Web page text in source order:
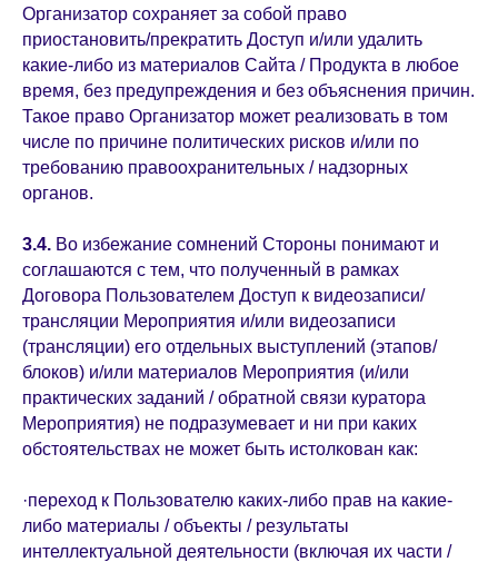
Организатор сохраняет за собой право
приостановить/прекратить Доступ и/или удалить
какие-либо из материалов Сайта / Продукта в любое
время, без предупреждения и без объяснения причин.
Такое право Организатор может реализовать в том
числе по причине политических рисков и/или по
требованию правоохранительных / надзорных
органов.
3.4. Во избежание сомнений Стороны понимают и
соглашаются с тем, что полученный в рамках
Договора Пользователем Доступ к видеозаписи/
трансляции Мероприятия и/или видеозаписи
(трансляции) его отдельных выступлений (этапов/
блоков) и/или материалов Мероприятия (и/или
практических заданий / обратной связи куратора
Мероприятия) не подразумевает и ни при каких
обстоятельствах не может быть истолкован как:
·переход к Пользователю каких-либо прав на какие-
либо материалы / объекты / результаты
интеллектуальной деятельности (включая их части /